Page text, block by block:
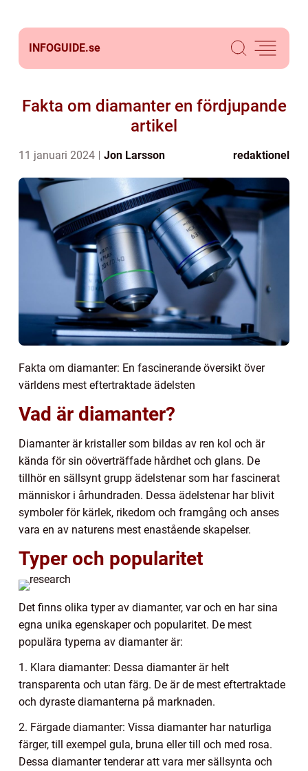
INFOGUIDE.se
Fakta om diamanter en fördjupande
artikel
11 januari 2024 Jon Larsson redaktionel
Fakta om diamanter: En fascinerande översikt över
världens mest eftertraktade ädelsten
Vad är diamanter?
Diamanter är kristaller som bildas av ren kol och är
kända för sin oöverträffade hårdhet och glans. De
tillhör en sällsynt grupp ädelstenar som har fascinerat
människor i århundraden. Dessa ädelstenar har blivit
symboler för kärlek, rikedom och framgång och anses
vara en av naturens mest enastående skapelser.
Typer och popularitet
Det finns olika typer av diamanter, var och en har sina
egna unika egenskaper och popularitet. De mest
populära typerna av diamanter är:
1. Klara diamanter: Dessa diamanter är helt
transparenta och utan färg. De är de mest eftertraktade
och dyraste diamanterna på marknaden.
2. Färgade diamanter: Vissa diamanter har naturliga
färger, till exempel gula, bruna eller till och med rosa.
Dessa diamanter tenderar att vara mer sällsynta och